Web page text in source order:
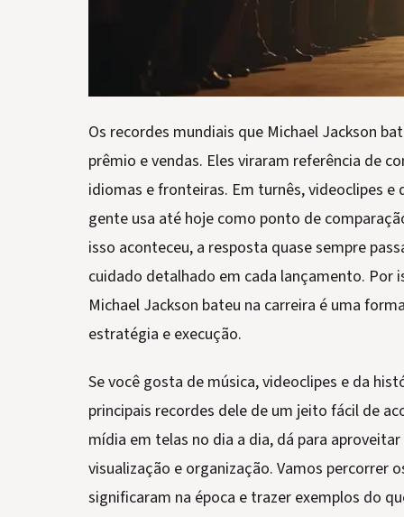
Os recordes mundiais que Michael Jackson
prêmio e vendas. Eles viraram referência de
idiomas e fronteiras. Em turnês, videoclipes
gente usa até hoje como ponto de
isso aconteceu, a resposta quase sempre
cuidado detalhado em cada lançamento. Por
Michael Jackson bateu na carreira é uma
estratégia e execução.
Se você gosta de música, videoclipes e da
principais recordes dele de um jeito fácil de
mídia em telas no dia a dia, dá para
visualização e organização. Vamos percorrer
significaram na época e trazer exemplos do